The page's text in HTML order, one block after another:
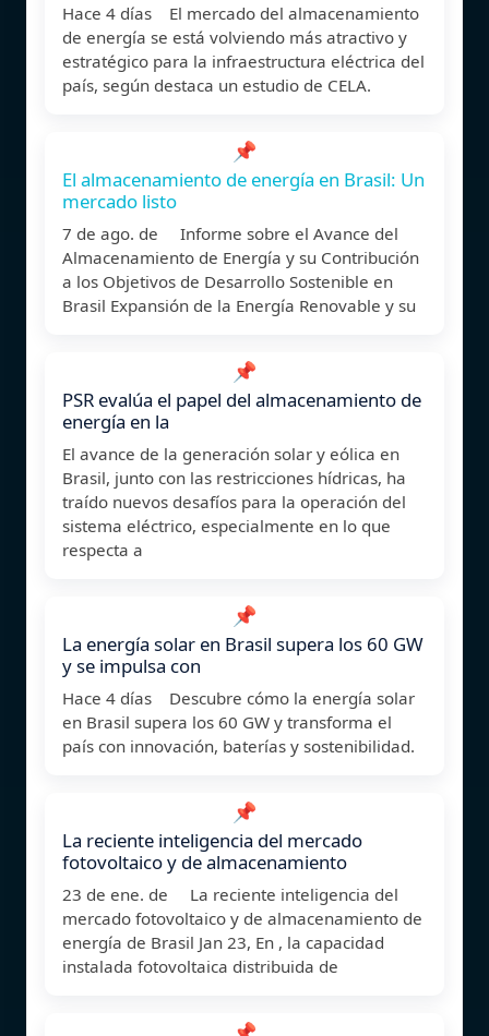
Hace 4 días El mercado del almacenamiento
de energía se está volviendo más atractivo y
estratégico para la infraestructura eléctrica del
país, según destaca un estudio de CELA.
📌
El almacenamiento de energía en Brasil: Un
mercado listo
7 de ago. de Informe sobre el Avance del
Almacenamiento de Energía y su Contribución
a los Objetivos de Desarrollo Sostenible en
Brasil Expansión de la Energía Renovable y su
📌
PSR evalúa el papel del almacenamiento de
energía en la
El avance de la generación solar y eólica en
Brasil, junto con las restricciones hídricas, ha
traído nuevos desafíos para la operación del
sistema eléctrico, especialmente en lo que
respecta a
📌
La energía solar en Brasil supera los 60 GW
y se impulsa con
Hace 4 días Descubre cómo la energía solar
en Brasil supera los 60 GW y transforma el
país con innovación, baterías y sostenibilidad.
📌
La reciente inteligencia del mercado
fotovoltaico y de almacenamiento
23 de ene. de La reciente inteligencia del
mercado fotovoltaico y de almacenamiento de
energía de Brasil Jan 23, En , la capacidad
instalada fotovoltaica distribuida de